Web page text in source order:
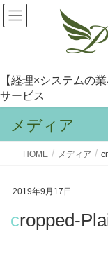
【経理×システムの
サービス
メディア
HOME メディア
2019年9月17日
cropped-